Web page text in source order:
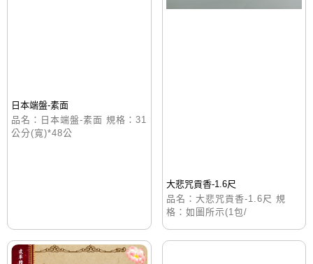
日本端盤-素面
品名：日本端盤-素面 規格：31
公分(寬)*48公
大悲咒貢香-1.6尺
品名：大悲咒貢香-1.6尺 規
格：如圖所示(1包/